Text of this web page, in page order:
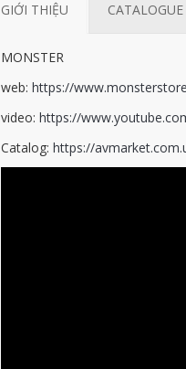
GIỚI THIỆU CATALOGUE
MONSTER
web: https://
video: https://
Catalog: https://